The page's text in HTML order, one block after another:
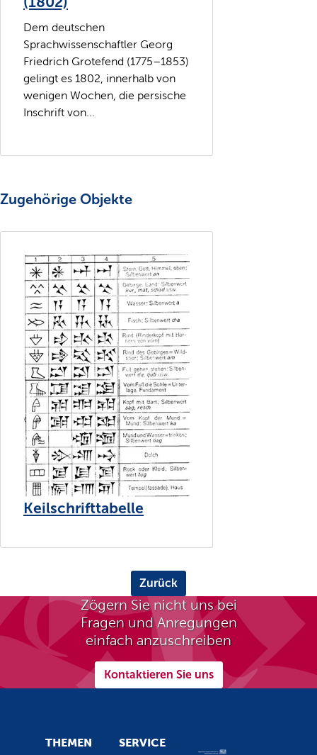
Dem deutschen
Sprachwissenschaftler Georg
Friedrich Grotefend (1775–1853)
gelingt es 1802, innerhalb von
wenigen Wochen, die persische
Inschrift von...
Zugehörige Objekte
Keilschrifttabelle
Zurück
Zögern Sie nicht uns bei
Fragen und Anregungen
einfach anzuschreiben
Kontaktieren Sie uns
THEMEN SERVICE